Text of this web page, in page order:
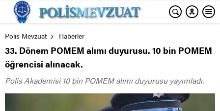
Polis Mevzuat Haberler
33. Dönem POMEM alımı duyurusu. 10 bin POMEM
öğrencisi alınacak.
Polis Akademisi 10 bin POMEM alımı duyurusu yayımladı.